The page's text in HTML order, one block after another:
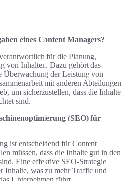
eines Content Managers?
für die Planung,
von Inhalten. Dazu gehört das
Überwachung der Leistung von
mit anderen Abteilungen
um sicherzustellen, dass die Inhalte
sind.
(SEO) für
ist entscheidend für Content
müssen, dass die Inhalte gut in den
Eine effektive SEO-Strategie
Inhalte, was zu mehr Traffic und